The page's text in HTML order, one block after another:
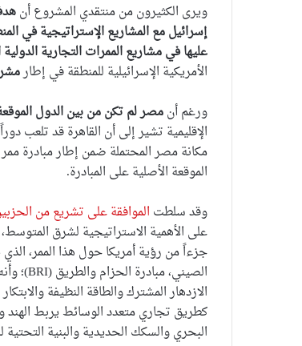
ويرى الكثيرون من منتقدي المشروع أن
إسرائيل مع المشاريع الإستراتيجية في
عليها في مشاريع الممرات التجارية
الأمريكية الإسرائيلية للمنطقة في إطار
ورغم أنمصر لم تكن من بين الدول
الإقليمية تشير إلى أن القاهرة قد تلعب
مكانة مصر المحتملة ضمن إطار مبادرة
الموقعة الأصلية على المبادرة.
وقد سلطت الموافقة على تشريع من
على الأهمية الاستراتيجية لشرق
جزءاً من رؤية أمريكا حول هذا الممر،
الصيني، مبادرة الحزام والطريق (BRI)؛ وأنه
الازدهار المشترك والطاقة النظيفة
كطريق تجاري متعدد الوسائط يربط
البحري والسكك الحديدية والبنية التحتية